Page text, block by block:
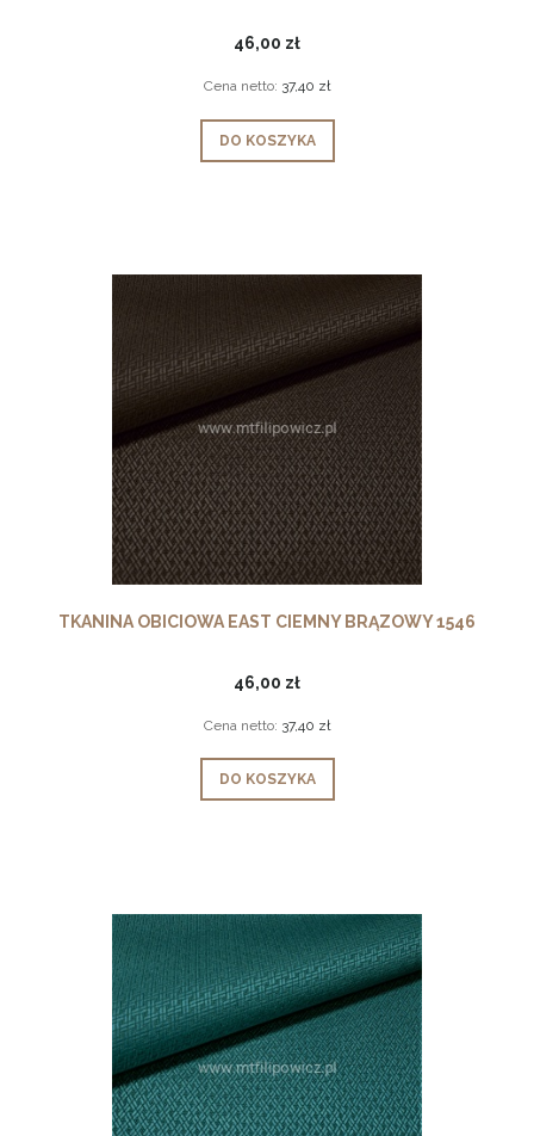
46,00 zł
Cena netto: 37,40 zł
DO KOSZYKA
TKANINA OBICIOWA EAST CIEMNY BRĄZOWY 1546
46,00 zł
Cena netto: 37,40 zł
DO KOSZYKA